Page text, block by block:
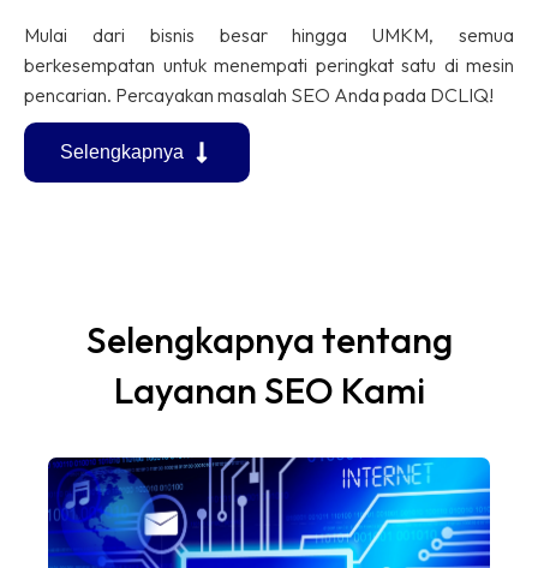
Mulai dari bisnis besar hingga UMKM, semua
berkesempatan untuk menempati peringkat satu di mesin
pencarian. Percayakan masalah SEO Anda pada DCLIQ!
Selengkapnya
Selengkapnya tentang
Layanan SEO Kami